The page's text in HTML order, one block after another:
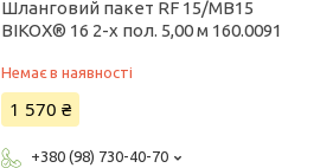
Шланговий пакет RF 15/MB15
BIKOX® 16 2-x пол. 5,00 м 160.0091
Немає в наявності
1 570 ₴
+380 (98) 730-40-70